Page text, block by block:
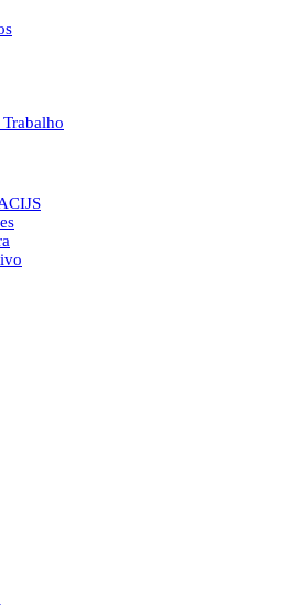
Trabalho